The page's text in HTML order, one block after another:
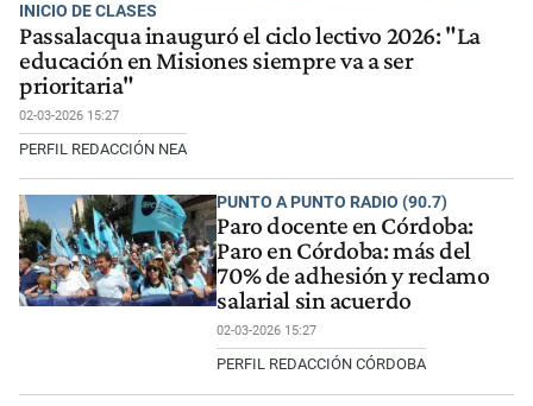
INICIO DE CLASES
Passalacqua inauguró el ciclo lectivo 2026: "La
educación en Misiones siempre va a ser
prioritaria"
02-03-2026 15:27
PERFIL REDACCIÓN NEA
PUNTO A PUNTO RADIO (90.7)
Paro docente en Córdoba:
Paro en Córdoba: más del
70% de adhesión y reclamo
salarial sin acuerdo
02-03-2026 15:27
PERFIL REDACCIÓN CÓRDOBA